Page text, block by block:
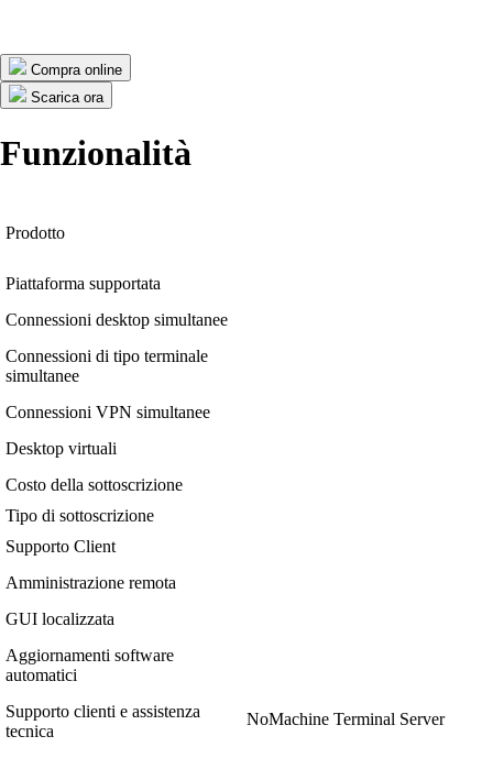
Compra online
Scarica ora
Funzionalità
Prodotto
Piattaforma supportata
Connessioni desktop simultanee
Connessioni di tipo terminale
simultanee
Connessioni VPN simultanee
Desktop virtuali
Costo della sottoscrizione
Tipo di sottoscrizione
Supporto Client
Amministrazione remota
GUI localizzata
Aggiornamenti software
automatici
Supporto clienti e assistenza
tecnica
NoMachine Terminal Server